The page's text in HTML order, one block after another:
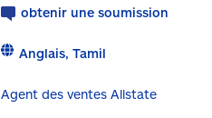
obtenir une soumission
Anglais, Tamil
Agent des ventes Allstate